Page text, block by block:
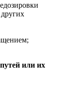
или их